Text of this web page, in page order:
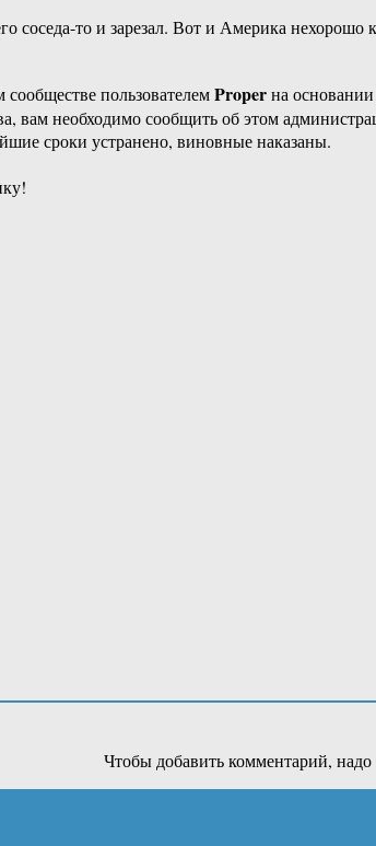
соседа-то и зарезал. Вот и Америка нехорошо
пользователемProperна
вам необходимо сообщить об этом
сроки устранено, виновные наказаны.
Чтобы добавить комментарий, надо